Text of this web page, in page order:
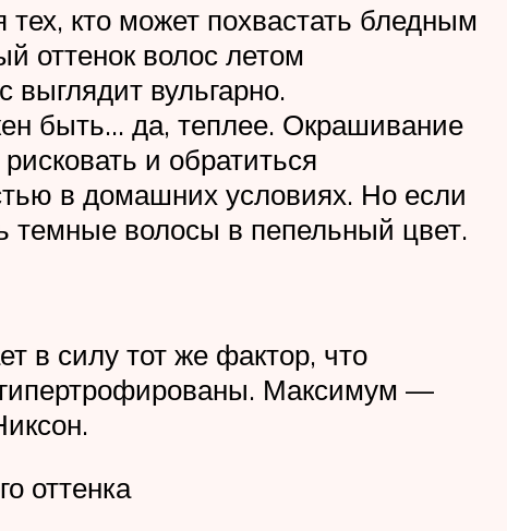
кто может похвастать бледным
оттенок волос летом
вульгарно.
быть… да, теплее. Окрашивание
и обратиться
в домашних условиях. Но если
темные волосы в пепельный цвет.
в силу тот же фактор, что
Максимум —
оттенка